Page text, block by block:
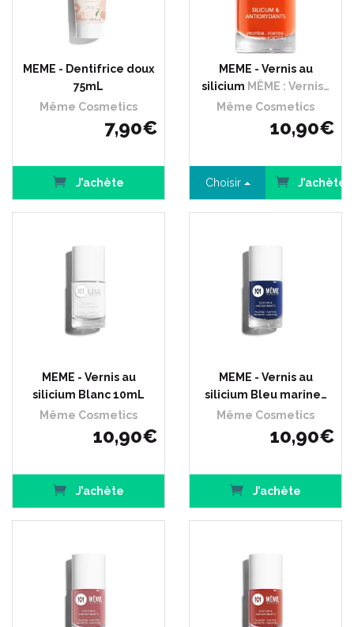
MEME - Dentifrice doux
75mL
Même Cosmetics
7,90€
J’achète
MEME - Vernis au
silicium MÊME : Vernis…
Même Cosmetics
10,90€
Choisir J’achète
MEME - Vernis au
silicium Blanc 10mL
Même Cosmetics
10,90€
J’achète
MEME - Vernis au
silicium Bleu marine…
Même Cosmetics
10,90€
J’achète